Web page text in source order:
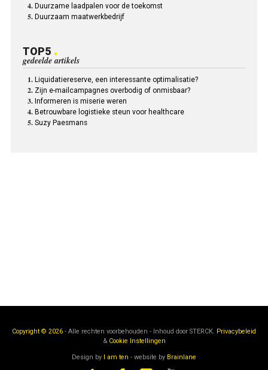
Duurzame laadpalen voor de toekomst
Duurzaam maatwerkbedrijf
TOP5
gedeelde artikels
Liquidatiereserve, een interessante optimalisatie?
Zijn e-mailcampagnes overbodig of onmisbaar?
Informeren is miserie weren
Betrouwbare logistieke steun voor healthcare
Suzy Paesmans
Copyright © 2026 - Alle rechten voorbehouden - Inhoud door STERCK. Privacybeleid
& Cookie Instellingen
Design by I am ten - website by Brainlane